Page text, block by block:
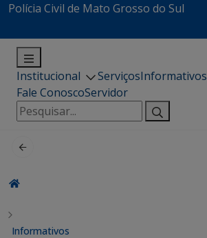
Polícia Civil de Mato Grosso do Sul
Institucional ServiçosInformativos
Fale ConoscoServidor
Pesquisar
por:
Informativos